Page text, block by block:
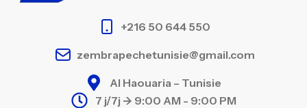
+216 50 644 550
zembrapechetunisie@gmail.com
Al Haouaria – Tunisie
7 j/7j -> 9:00 AM - 9:00 PM